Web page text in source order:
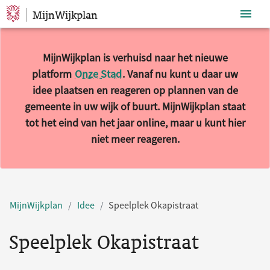
Sla navigatie over
MijnWijkplan
MijnWijkplan is verhuisd naar het nieuwe
platform Onze Stad. Vanaf nu kunt u daar uw
idee plaatsen en reageren op plannen van de
gemeente in uw wijk of buurt. MijnWijkplan staat
tot het eind van het jaar online, maar u kunt hier
niet meer reageren.
MijnWijkplan Idee Speelplek Okapistraat
Speelplek Okapistraat